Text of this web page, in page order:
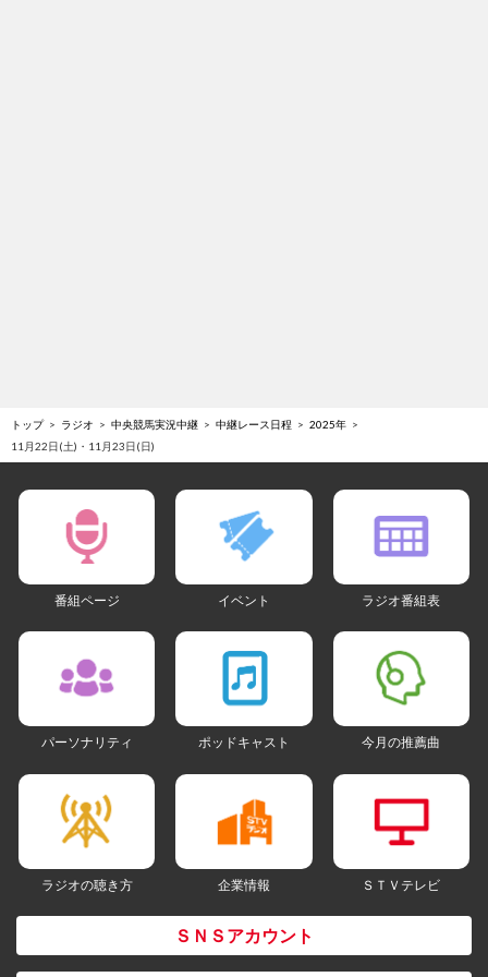
トップ ラジオ 中央競馬実況中継 中継レース日程
2025年
11月22日(土)・11月23日(日)
番組ページ イベント ラジオ番組表
パーソナリティ ポッドキャスト 今月の推薦曲
ラジオの聴き方 企業情報 ＳＴＶテレビ
ＳＮＳアカウント